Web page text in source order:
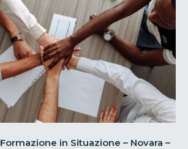
Formazione in Situazione – Novara –